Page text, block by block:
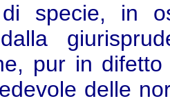
specie, in
pur in difetto
delle